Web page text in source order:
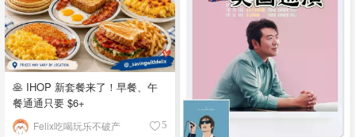
🥞 IHOP 新套餐来了！早餐、午
餐通通只要 $6+
Felix吃喝玩乐不破产 5